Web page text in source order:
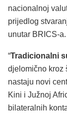
nacionalnoj
prijedlog
unutar BRICS-a.
“Tradicionalni
djelomično kroz
nastaju novi
Kini i Južnoj
bilateralnih